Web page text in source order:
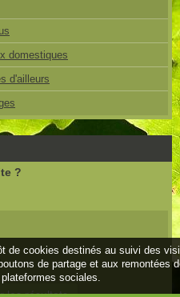
domestiques
d'ailleurs
?
de cookies destinés au suivi des
de partage et aux remontées
sociales.